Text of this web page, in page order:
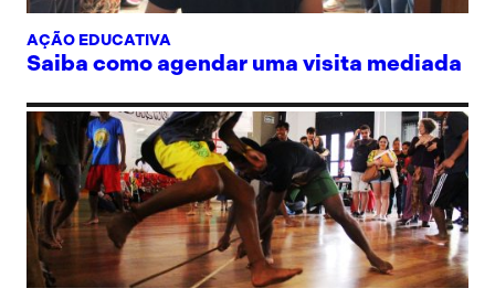
AÇÃO EDUCATIVA
Saiba como agendar uma visita mediada